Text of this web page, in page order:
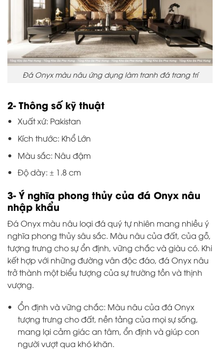
Đá Onyx màu nâu ứng dụng làm tranh đá trang trí
2- Thông số kỹ thuật
Xuất xứ: Pakistan
Kích thước: Khổ Lớn
Màu sắc: Nâu đậm
Độ dày: ± 1.8 cm
3- Ý nghĩa phong thủy của đá Onyx nâu
nhập khẩu
Đá Onyx màu nâu loại đá quý tự nhiên mang nhiều ý
nghĩa phong thủy sâu sắc. Màu nâu của đất, của gỗ,
tượng trưng cho sự ổn định, vững chắc và giàu có. Khi
kết hợp với những đường vân độc đáo, đá Onyx nâu
trở thành một biểu tượng của sự trường tồn và thịnh
vượng.
Ổn định và vững chắc: Màu nâu của đá Onyx
tượng trưng cho đất, nền tảng của mọi sự sống,
mang lại cảm giác an tâm, ổn định và giúp con
người vượt qua khó khăn.